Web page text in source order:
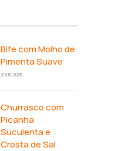
Bife com Molho de
Pimenta Suave
21/06/2026
Churrasco com
Picanha
Suculenta e
Crosta de Sal